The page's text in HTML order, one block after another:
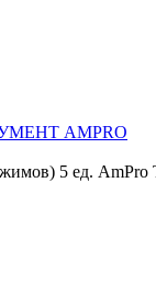
AMPRO
5 ед. AmPro